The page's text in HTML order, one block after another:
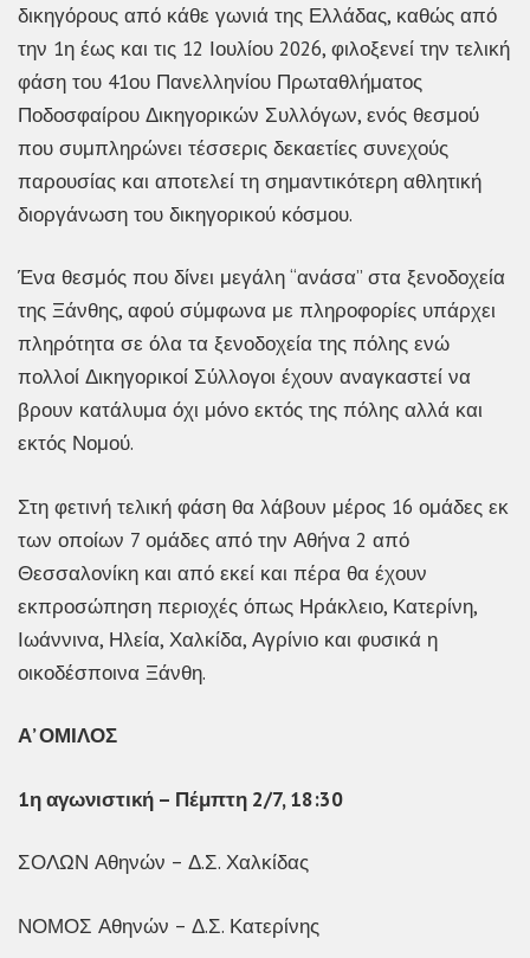
δικηγόρους από κάθε γωνιά της Ελλάδας, καθώς από
την 1η έως και τις 12 Ιουλίου 2026, φιλοξενεί την τελική
φάση του 41ου Πανελληνίου Πρωταθλήματος
Ποδοσφαίρου Δικηγορικών Συλλόγων, ενός θεσμού
που συμπληρώνει τέσσερις δεκαετίες συνεχούς
παρουσίας και αποτελεί τη σημαντικότερη αθλητική
διοργάνωση του δικηγορικού κόσμου.
Ένα θεσμός που δίνει μεγάλη “ανάσα” στα ξενοδοχεία
της Ξάνθης, αφού σύμφωνα με πληροφορίες υπάρχει
πληρότητα σε όλα τα ξενοδοχεία της πόλης ενώ
πολλοί Δικηγορικοί Σύλλογοι έχουν αναγκαστεί να
βρουν κατάλυμα όχι μόνο εκτός της πόλης αλλά και
εκτός Νομού.
Στη φετινή τελική φάση θα λάβουν μέρος 16 ομάδες εκ
των οποίων 7 ομάδες από την Αθήνα 2 από
Θεσσαλονίκη και από εκεί και πέρα θα έχουν
εκπροσώπηση περιοχές όπως Ηράκλειο, Κατερίνη,
Ιωάννινα, Ηλεία, Χαλκίδα, Αγρίνιο και φυσικά η
οικοδέσποινα Ξάνθη.
Α’ ΟΜΙΛΟΣ
1η αγωνιστική – Πέμπτη 2/7, 18:30
ΣΟΛΩΝ Αθηνών – Δ.Σ. Χαλκίδας
ΝΟΜΟΣ Αθηνών – Δ.Σ. Κατερίνης